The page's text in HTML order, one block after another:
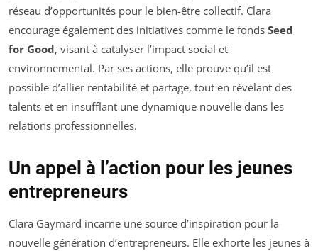
réseau d’opportunités pour le bien-être collectif. Clara
encourage également des initiatives comme le fonds Seed
for Good, visant à catalyser l’impact social et
environnemental. Par ses actions, elle prouve qu’il est
possible d’allier rentabilité et partage, tout en révélant des
talents et en insufflant une dynamique nouvelle dans les
relations professionnelles.
Un appel à l’action pour les jeunes
entrepreneurs
Clara Gaymard incarne une source d’inspiration pour la
nouvelle génération d’entrepreneurs. Elle exhorte les jeunes à